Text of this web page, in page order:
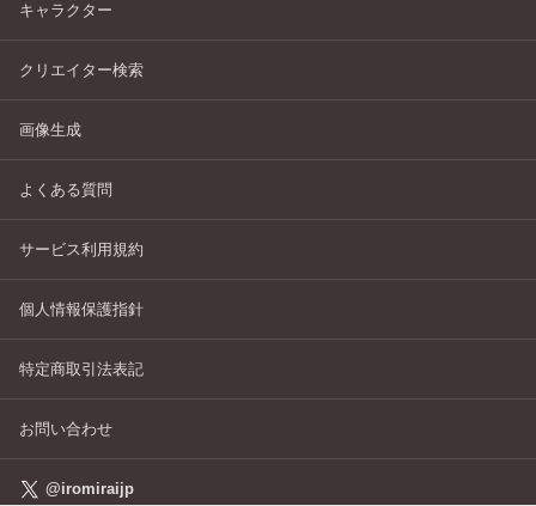
キャラクター
クリエイター検索
画像生成
よくある質問
サービス利用規約
個人情報保護指針
特定商取引法表記
お問い合わせ
@iromiraijp